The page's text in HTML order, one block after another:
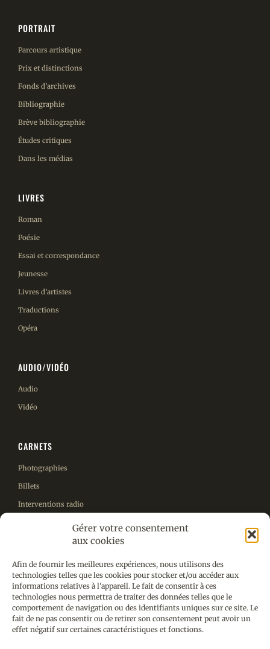
Gérer votre consentement
aux cookies
Afin de fournir les meilleures expériences, nous utilisons des
technologies telles que les cookies pour stocker et/ou accéder aux
informations relatives à l'appareil. Le fait de consentir à ces
technologies nous permettra de traiter des données telles que le
comportement de navigation ou des identifiants uniques sur ce site. Le
fait de ne pas consentir ou de retirer son consentement peut avoir un
effet négatif sur certaines caractéristiques et fonctions.
PORTRAIT
Parcours artistique
Prix et distinctions
Fonds d’archives
Bibliographie
Brève bibliographie
Études critiques
Dans les médias
LIVRES
Roman
Poésie
Essai et correspondance
Jeunesse
Livres d’artistes
Traductions
Opéra
AUDIO/VIDÉO
Audio
Vidéo
CARNETS
Photographies
Billets
Interventions radio
ENGLISH
CONTACT